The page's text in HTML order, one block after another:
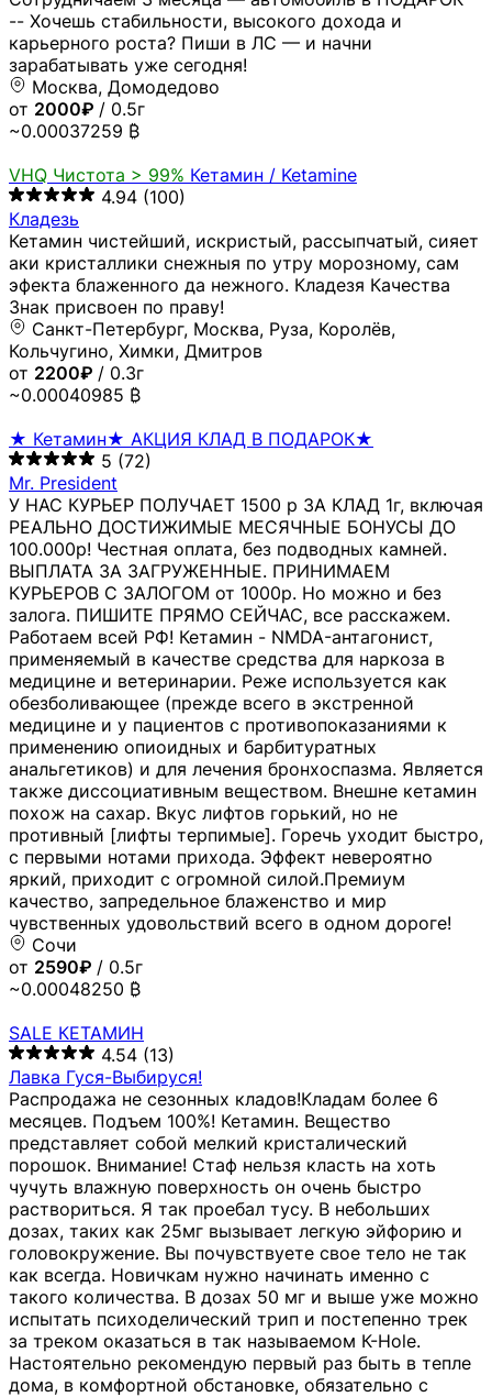
-- Хочешь стабильности, высокого дохода и
карьерного роста? Пиши в ЛС — и начни
зарабатывать уже сегодня!
Москва, Домодедово
от 2000₽ / 0.5г
~0.00037259 ₿
VHQ Чистота > 99% Кетамин / Ketamine
4.94 (100)
Кладезь
Кетамин чистейший, искристый, рассыпчатый, сияет
аки кристаллики снежныя по утру морозному, сам
эфекта блаженного да нежного. Кладезя Качества
Знак присвоен по праву!
Санкт-Петербург, Москва, Руза, Королёв,
Кольчугино, Химки, Дмитров
от 2200₽ / 0.3г
~0.00040985 ₿
★ Кетамин★ АКЦИЯ КЛАД В ПОДАРОК★
5 (72)
Mr. President
У НАС КУРЬЕР ПОЛУЧАЕТ 1500 р ЗА КЛАД 1г, включая
РЕАЛЬНО ДОСТИЖИМЫЕ МЕСЯЧНЫЕ БОНУСЫ ДО
100.000р! Честная оплата, без подводных камней.
ВЫПЛАТА ЗА ЗАГРУЖЕННЫЕ. ПРИНИМАЕМ
КУРЬЕРОВ С ЗАЛОГОМ от 1000р. Но можно и без
залога. ПИШИТЕ ПРЯМО СЕЙЧАС, все расскажем.
Работаем всей РФ! Кетамин - NMDA-антагонист,
применяемый в качестве средства для наркоза в
медицине и ветеринарии. Реже используется как
обезболивающее (прежде всего в экстренной
медицине и у пациентов с противопоказаниями к
применению опиоидных и барбитуратных
анальгетиков) и для лечения бронхоспазма. Является
также диссоциативным веществом. Внешне кетамин
похож на сахар. Вкус лифтов горький, но не
противный [лифты терпимые]. Горечь уходит быстро,
с первыми нотами прихода. Эффект невероятно
яркий, приходит с огромной силой.Премиум
качество, запредельное блаженство и мир
чувственных удовольствий всего в одном дороге!
Сочи
от 2590₽ / 0.5г
~0.00048250 ₿
SALE КЕТАМИН
4.54 (13)
Лавка Гуся-Выбируся!
Распродажа не сезонных кладов!Кладам более 6
месяцев. Подъем 100%! Кетамин. Вещество
представляет собой мелкий кристалический
порошок. Внимание! Стаф нельзя класть на хоть
чучуть влажную поверхность он очень быстро
раствориться. Я так проебал тусу. В небольших
дозах, таких как 25мг вызывает легкую эйфорию и
головокружение. Вы почувствуете свое тело не так
как всегда. Новичкам нужно начинать именно с
такого количества. В дозах 50 мг и выше уже можно
испытать психоделический трип и постепенно трек
за треком оказаться в так называемом К-Hole.
Настоятельно рекомендую первый раз быть в тепле
дома, в комфортной обстановке, обязательно с